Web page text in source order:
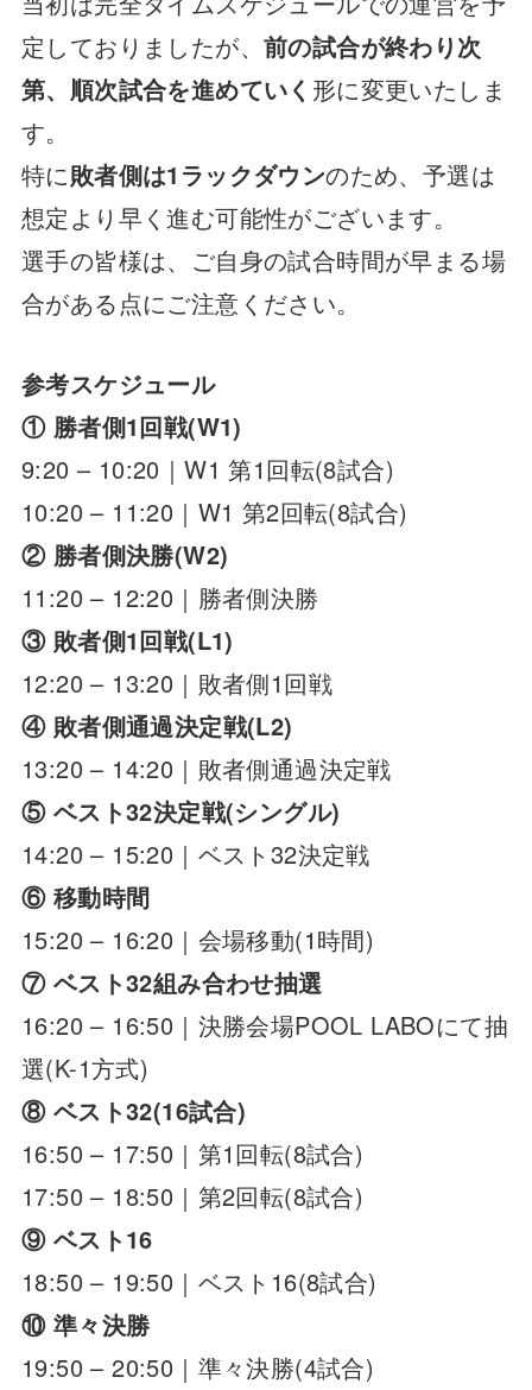
定しておりましたが、 前の試合が終わり次
第、順次試合を進めていく 形に変更いたしま
す。
特に敗者側は1ラックダウンのため、予選は
想定より早く進む可能性がございます。
選手の皆様は、ご自身の試合時間が早まる場
合がある点にご注意ください。
参考スケジュール
① 勝者側1回戦(W1)
9:20 – 10:20｜W1 第1回転(8試合)
10:20 – 11:20｜W1 第2回転(8試合)
② 勝者側決勝(W2)
11:20 – 12:20｜勝者側決勝
③ 敗者側1回戦(L1)
12:20 – 13:20｜敗者側1回戦
④ 敗者側通過決定戦(L2)
13:20 – 14:20｜敗者側通過決定戦
⑤ ベスト32決定戦(シングル)
14:20 – 15:20｜ベスト32決定戦
⑥ 移動時間
15:20 – 16:20｜会場移動(1時間)
⑦ ベスト32組み合わせ抽選
16:20 – 16:50｜決勝会場POOL LABOにて抽
選(K-1方式)
⑧ ベスト32(16試合)
16:50 – 17:50｜第1回転(8試合)
17:50 – 18:50｜第2回転(8試合)
⑨ ベスト16
18:50 – 19:50｜ベスト16(8試合)
⑩ 準々決勝
19:50 – 20:50｜準々決勝(4試合)